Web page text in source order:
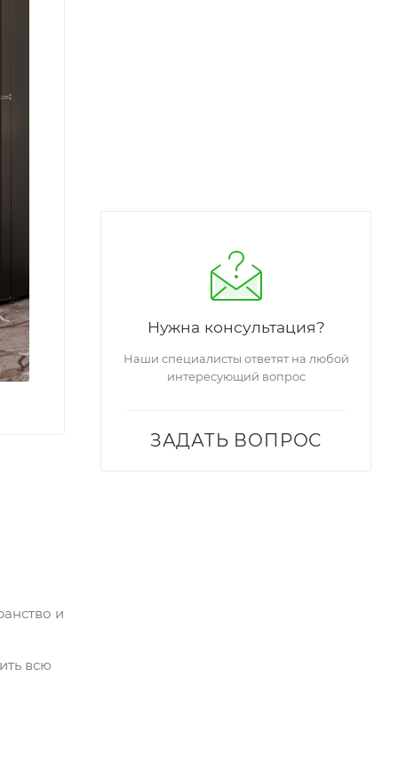
и
всю
Нужна консультация?
Наши специалисты ответят на любой
интересующий вопрос
ЗАДАТЬ ВОПРОС